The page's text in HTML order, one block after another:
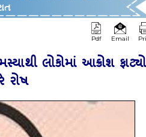
Pdf Email
લોકોમાં આક્રોશ ફાટ્યો
રોષ